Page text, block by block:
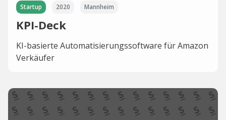
Startup 2020 Mannheim
KPI-Deck
KI-basierte Automatisierungssoftware für Amazon
Verkäufer